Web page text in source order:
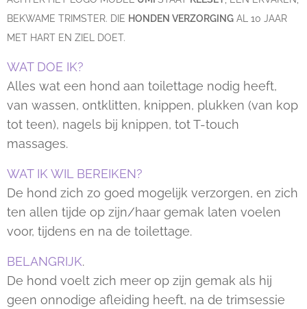
BEKWAME TRIMSTER. DIE HONDEN VERZORGING AL 10 JAAR
MET HART EN ZIEL DOET.
WAT DOE IK?
Alles wat een hond aan toilettage nodig heeft,
van wassen, ontklitten, knippen, plukken (van kop
tot teen), nagels bij knippen, tot T-touch
massages.
WAT IK WIL BEREIKEN?
De hond zich zo goed mogelijk verzorgen, en zich
ten allen tijde op zijn/haar gemak laten voelen
voor, tijdens en na de toilettage.
BELANGRIJK.
De hond voelt zich meer op zijn gemak als hij
geen onnodige afleiding heeft, na de trimsessie